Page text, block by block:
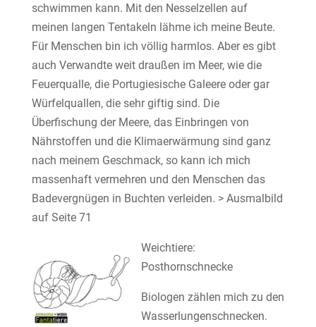
schwimmen kann. Mit den Nesselzellen auf
meinen langen Tentakeln lähme ich meine Beute.
Für Menschen bin ich völlig harmlos. Aber es gibt
auch Verwandte weit draußen im Meer, wie die
Feuerqualle, die Portugiesische Galeere oder gar
Würfelquallen, die sehr giftig sind. Die
Überfischung der Meere, das Einbringen von
Nährstoffen und die Klimaerwärmung sind ganz
nach meinem Geschmack, so kann ich mich
massenhaft vermehren und den Menschen das
Badevergnügen in Buchten verleiden. > Ausmalbild
auf Seite 71
Weichtiere:
Posthornschnecke
Biologen zählen mich zu den
Wasserlungenschnecken.